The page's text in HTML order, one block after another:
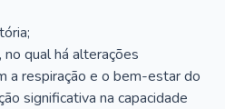
qual há alterações
a respiração e o bem-estar do
significativa na capacidade